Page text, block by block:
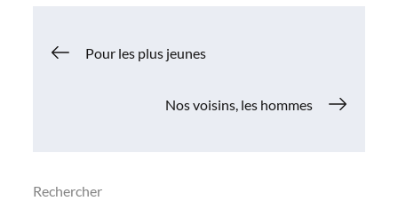
Navigation
Pour les plus jeunes
Nos voisins, les hommes
Rechercher